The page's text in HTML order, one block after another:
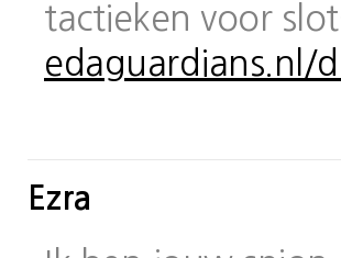
tactieken voor
edaguardians.nl/
Ezra